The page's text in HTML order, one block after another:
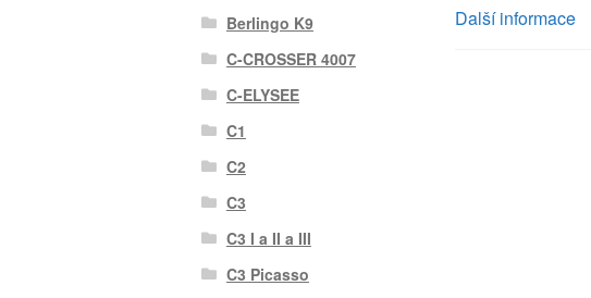
Další informace
Berlingo K9
C-CROSSER 4007
C-ELYSEE
C1
C2
C3
C3 I a II a III
C3 Picasso